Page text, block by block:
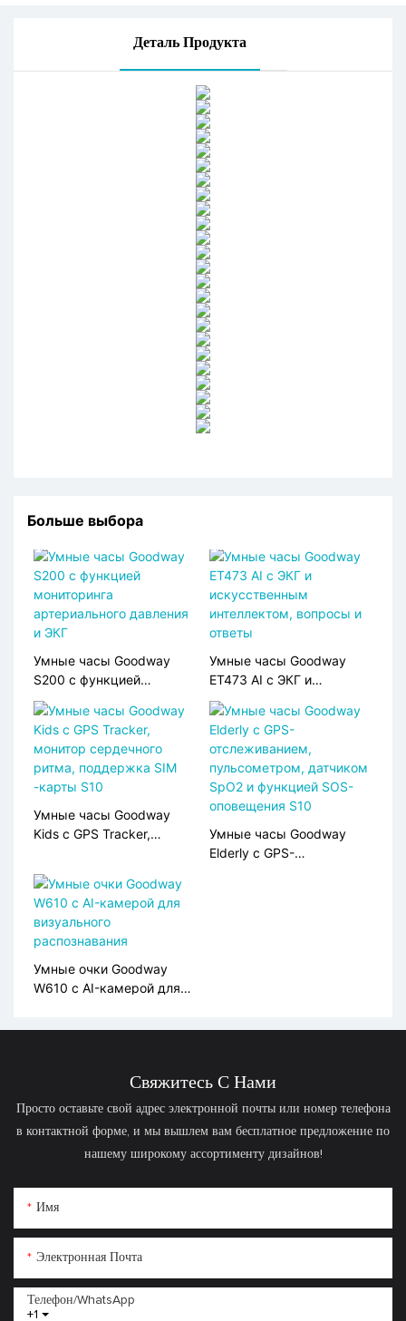
Деталь Продукта
Больше выбора
Умные часы Goodway
S200 с функцией
мониторинга
артериального давления
и ЭКГ
Умные часы Goodway
ET473 AI с ЭКГ и
искусственным
интеллектом, вопросы и
ответы
Умные часы Goodway
Kids с GPS Tracker,
ритма, поддержка SIM
-карты S10
Умные часы Goodway
Elderly с GPS-
Умные очки Goodway
W610 с AI-камерой для
Свяжитесь С Нами
Просто оставьте свой адрес электронной почты или номер телефона
в контактной форме, и мы вышлем вам бесплатное предложение по
нашему широкому ассортименту дизайнов!
Имя
Электронная Почта
+1
Телефон/WhatsApp